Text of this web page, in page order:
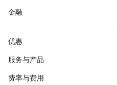
金融
优惠
服务与产品
费率与费用